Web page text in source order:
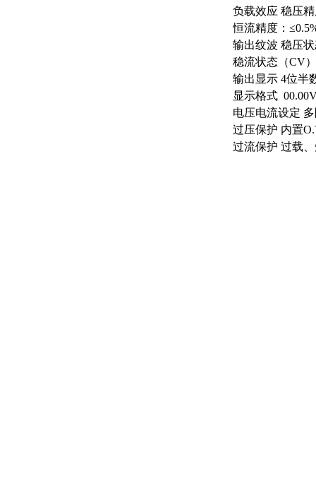
负载效应 稳压
恒流精度：
输出纹波 稳压
稳流状态（CV
输出显示 4位半
显示格式
电压电流设定
过压保护 内置
过流保护 过载